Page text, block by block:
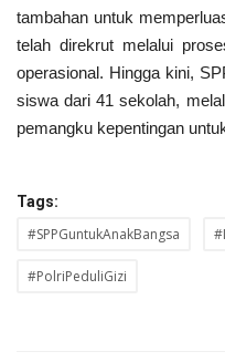
tambahan untuk
telah direkrut melalui
operasional. Hingga kini,
siswa dari 41 sekolah,
pemangku kepentingan
Tags:
#SPPGuntukAnakBangsa
#PolriPeduliGizi